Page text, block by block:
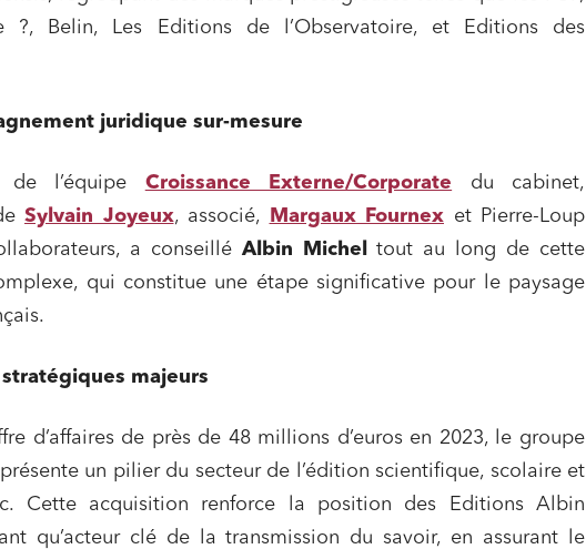
?, Belin, Les Editions de l’Observatoire, et Editions des
juridique sur-mesure
de l’équipe Croissance Externe/Corporate du cabinet,
Sylvain Joyeux, associé, Margaux Fournex et Pierre-Loup
a conseillé Albin Michel
tout au long de cette
qui constitue une étape significative pour le paysage
stratégiques majeurs
d’affaires de près de 48 millions d’euros en 2023, le groupe
un pilier du secteur de l’édition scientifique, scolaire et
Cette acquisition renforce la position des Editions Albin
qu’acteur clé de la transmission du savoir, en assurant le